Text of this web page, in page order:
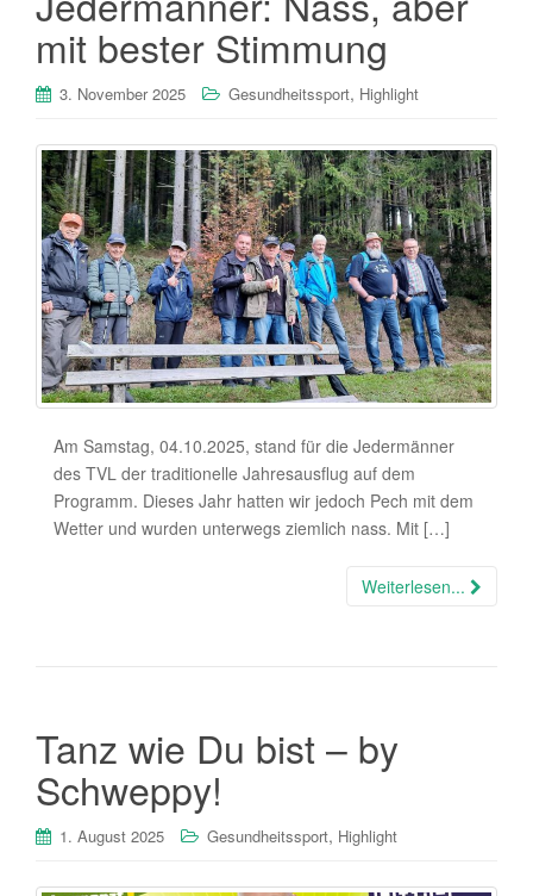
mit bester Stimmung
3. November 2025 Gesundheitssport, Highlight
Am Samstag, 04.10.2025, stand für die Jedermänner
des TVL der traditionelle Jahresausflug auf dem
Programm. Dieses Jahr hatten wir jedoch Pech mit dem
Wetter und wurden unterwegs ziemlich nass. Mit […]
Weiterlesen...
Tanz wie Du bist – by
Schweppy!
1. August 2025 Gesundheitssport, Highlight